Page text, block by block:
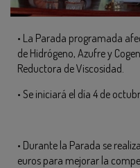
• La Parada programada
de Hidrógeno, Azufre y
Reductora de Viscosidad.
• Se iniciará el día 4 de
• Durante la Parada se
euros para mejorar la